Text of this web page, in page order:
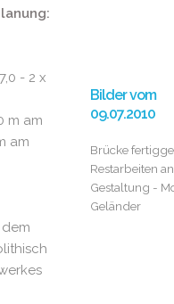
Bilder vom
09.07.2010
Brücke
Restarbeiten
Gestaltung -
Geländer
- 2 x
m am
am